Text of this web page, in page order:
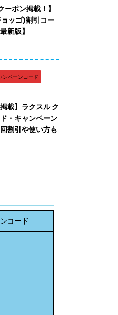
ーポン掲載！】
ッゴ)割引コー
新版】
ンペーンコード
掲載】ラクスル ク
・キャンペーン
割引や使い方も
コード